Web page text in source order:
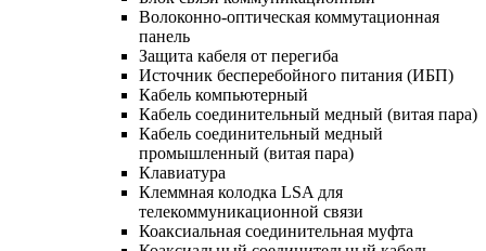
Волоконно-оптическая коммутационная
панель
Защита кабеля от перегиба
Источник бесперебойного питания (ИБП)
Кабель компьютерный
Кабель соединительный медный (витая пара)
Кабель соединительный медный
промышленный (витая пара)
Клавиатура
Клеммная колодка LSA для
телекоммуникационной связи
Коаксиальная соединительная муфта